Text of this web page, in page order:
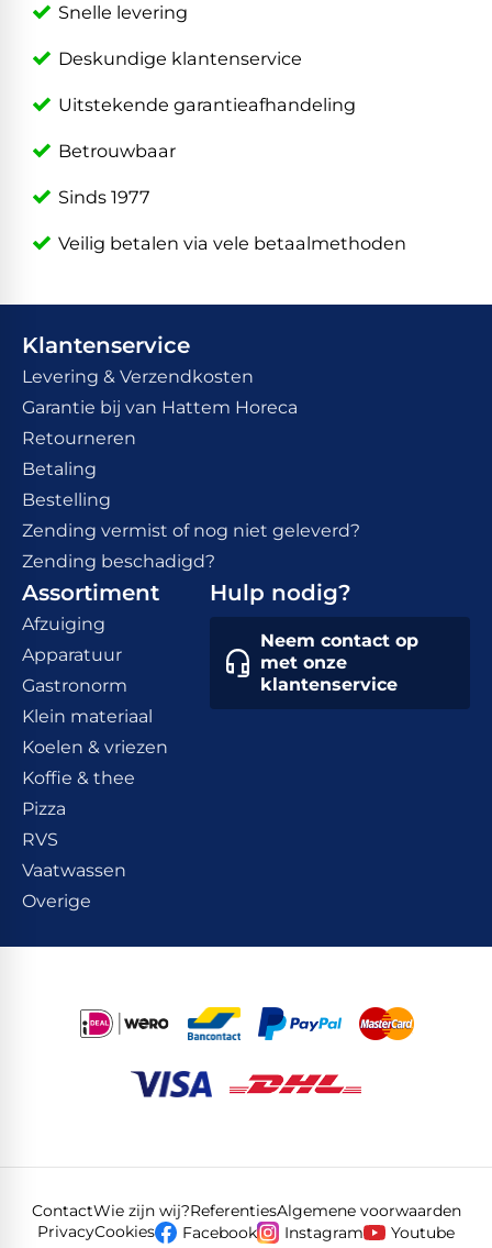
Snelle levering
Deskundige klantenservice
Uitstekende garantieafhandeling
Betrouwbaar
Sinds 1977
Veilig betalen via vele betaalmethoden
Klantenservice
Levering & Verzendkosten
Garantie bij van Hattem Horeca
Retourneren
Betaling
Bestelling
Zending vermist of nog niet geleverd?
Zending beschadigd?
Assortiment
Afzuiging
Apparatuur
Gastronorm
Klein materiaal
Koelen & vriezen
Koffie & thee
Pizza
RVS
Vaatwassen
Overige
Hulp nodig?
Neem contact op
met onze
klantenservice
ContactWie zijn wij?ReferentiesAlgemene voorwaarden
PrivacyCookies Facebook Instagram
Youtube